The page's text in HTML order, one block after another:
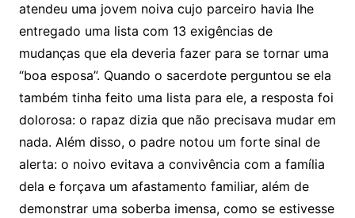
atendeu uma jovem noiva cujo parceiro havia lhe
entregado uma lista com 13 exigências de
mudanças que ela deveria fazer para se tornar uma
“boa esposa”. Quando o sacerdote perguntou se ela
também tinha feito uma lista para ele, a resposta foi
dolorosa: o rapaz dizia que não precisava mudar em
nada. Além disso, o padre notou um forte sinal de
alerta: o noivo evitava a convivência com a família
dela e forçava um afastamento familiar, além de
demonstrar uma soberba imensa, como se estivesse